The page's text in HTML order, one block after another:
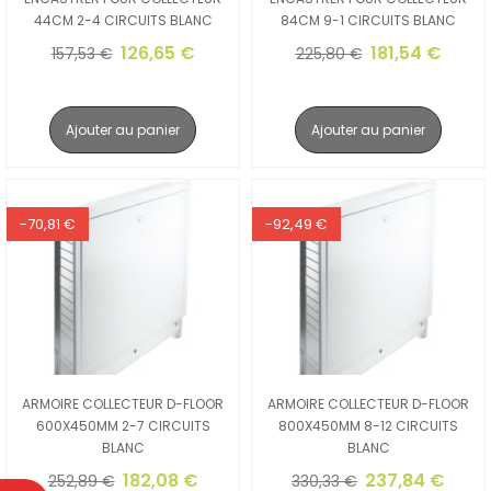
44CM 2-4 CIRCUITS BLANC
157,53 € 126,65 €
Ajouter au panier
84CM 9-1 CIRCUITS BLANC
225,80 € 181,54 €
Ajouter au panier
ARMOIRE COLLECTEUR D-FLOOR
600X450MM 2-7 CIRCUITS
BLANC
252,89 € 182,08 €
-70,81 €
ARMOIRE COLLECTEUR D-FLOOR
800X450MM 8-12 CIRCUITS
BLANC
330,33 € 237,84 €
-92,49 €